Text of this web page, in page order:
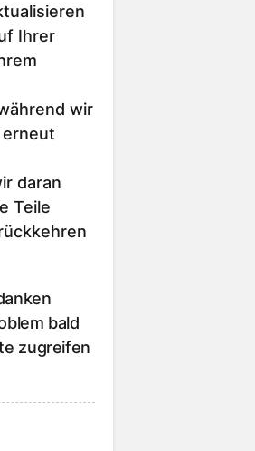
Ihrer
wir
daran
Teile
bald
zugreifen